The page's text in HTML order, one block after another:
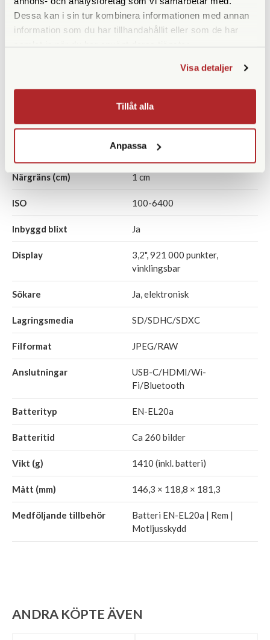
Dessa kan i sin tur kombinera informationen med annan
information som du har tillhandahållit eller som de har
Visa detaljer
Tillåt alla
Anpassa
Upplösning 16 megapixlar
125x (motsv. 24-3000)
Ljusstyrka optik f/2,8-8,0
Optisk bildstabilisering Ja
Närgräns (cm) 1 cm
ISO 100-6400
Inbyggd blixt Ja
Display
3,2", 921 000 punkter,
vinklingsbar
Sökare Ja, elektronisk
Lagringsmedia SD/SDHC/SDXC
Filformat JPEG/RAW
Anslutningar
USB-C/HDMI/Wi-
Fi/Bluetooth
Batterityp EN-EL20a
Batteritid Ca 260 bilder
Vikt (g) 1410 (inkl. batteri)
Mått (mm) 146,3 × 118,8 × 181,3
Medföljande tillbehör
Batteri EN-EL20a | Rem |
Motljusskydd
ANDRA KÖPTE ÄVEN